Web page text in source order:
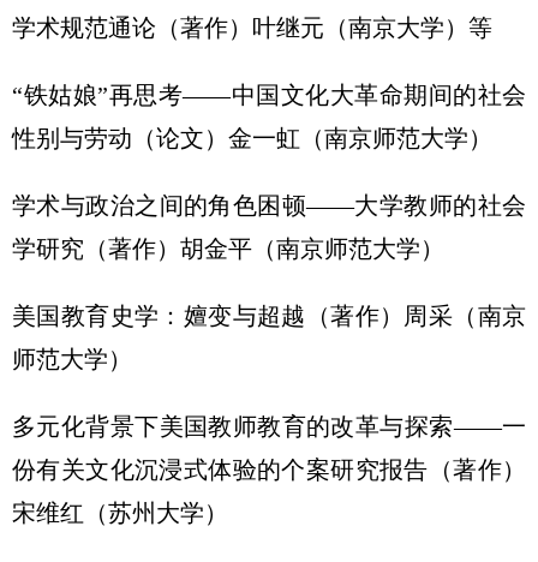
学术规范通论（著作）叶继元（南京大学）等
“铁姑娘”再思考——中国文化大革命期间的社会
性别与劳动（论文）金一虹（南京师范大学）
学术与政治之间的角色困顿——大学教师的社会
学研究（著作）胡金平（南京师范大学）
美国教育史学：嬗变与超越（著作）周采（南京
师范大学）
多元化背景下美国教师教育的改革与探索——一
份有关文化沉浸式体验的个案研究报告（著作）
宋维红（苏州大学）